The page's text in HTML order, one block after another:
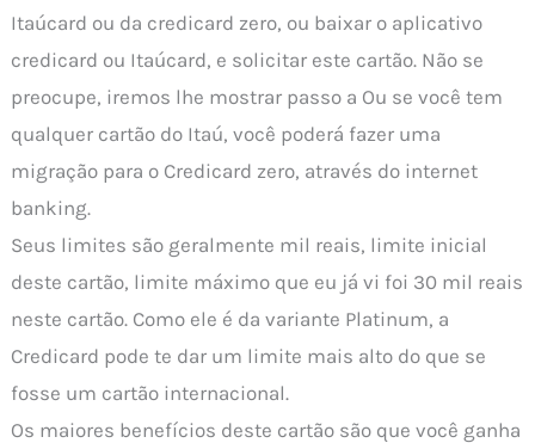
Itaúcard ou da credicard zero, ou baixar o aplicativo
credicard ou Itaúcard, e solicitar este cartão. Não se
preocupe, iremos lhe mostrar passo a Ou se você tem
qualquer cartão do Itaú, você poderá fazer uma
migração para o Credicard zero, através do internet
banking.
Seus limites são geralmente mil reais, limite inicial
deste cartão, limite máximo que eu já vi foi 30 mil reais
neste cartão. Como ele é da variante Platinum, a
Credicard pode te dar um limite mais alto do que se
fosse um cartão internacional.
Os maiores benefícios deste cartão são que você ganha